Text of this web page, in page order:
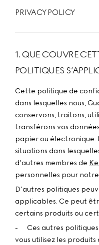
PRIVACY POLICY
1. QUE COUVRE
POLITIQUES
Cette politique de
dans lesquelles nous,
conservons, traitons,
transférons vos
papier ou électronique.
situations dans
d’autres membres de
personnelles pour
D’autres politiques
applicables. Ce peut
certains produits ou
-
Ces autres
vous utilisez les produits